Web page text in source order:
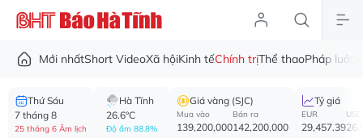
Mới nhấtShort VideoXã hộiKinh tếChính trịThể thaoPháp luật
Thứ Sáu
7 tháng 8
25 tháng 6 Âm lịch
Hà Tĩnh
26.6°C
Độ ẩm 88.8%
Giá vàng (SJC)
Mua vào
139,200,000
Bán ra
142,200,000
Tỷ giá
EUR
29,457.39
USD